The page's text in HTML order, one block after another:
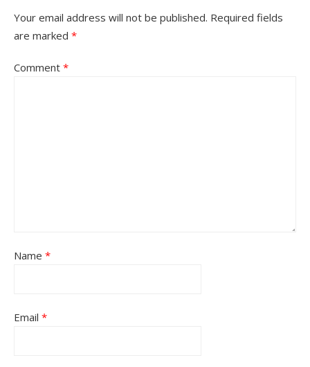
Your email address will not be published. Required fields
are marked *
Comment *
Name *
Email *